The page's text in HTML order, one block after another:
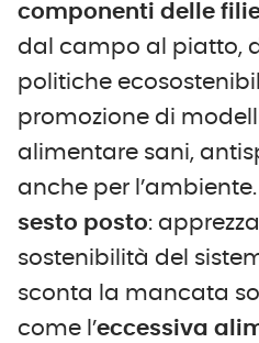
componenti delle
dal campo al piatto,
politiche
promozione di
alimentare sani,
anche per l’ambiente.
sesto posto:
sostenibilità del
sconta la mancata
come l’eccessiva